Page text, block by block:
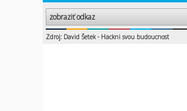
zobraziť odkaz
Zdroj: David Šetek - Hackni svou budoucnost